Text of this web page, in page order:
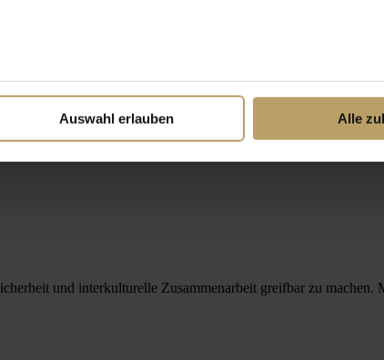
Auswahl erlauben Alle
und interkulturelle Zusammenarbeit greifbar zu